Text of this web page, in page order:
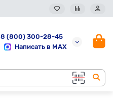
8 (800) 300-28-45
Написать в MAX